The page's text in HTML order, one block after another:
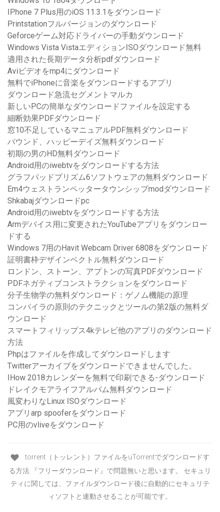
IPhone 7 Plus用のiOS 11.3.1をダウンロード
Printstationフルバージョンのダウンロード
Geforceゲーム対応ドライバーの手動ダウンロード
Windows Vista VistaエディションISOダウンロード無料
適用された長期データ分析pdfダウンロード
Aviビデオをmp4にダウンロード
無料でiPhoneに音楽をダウンロードするアプリ
ダウンロード急流セグメントマルカ
新しいPCの簡単なダウンロードファイルを設定する
細断効果PDFダウンロード
窓10不足しているマニュアルPDF無料ダウンロード
バウンド、ハッピーデイズ無料ダウンロード
初期の男のHD無料ダウンロード
Android用のiwebtvをダウンロードする方法
グラフパッドプリズム6ソフトウェアの無料ダウンロード
Em4ウェストランペッタータウンシップmodダウンロード
Shkabajダウンロードpc
Android用のiwebtvをダウンロードする方法
Armデバイス用に変更されたYouTubeアプリをダウンロー
ドする
Windows 7用のHavit Webcam Driver 6808をダウンロード
証明書枠デザインベクトル無料ダウンロード
ロンドン、ストーン、アプトンの写真PDFダウンロード
PDFネガティブコンストラクションをダウンロード
分子生物学の無料ダウンロード：ゲノム機能の原理
コンパイラの原則のテクニックとツールの第2版の無料ダ
ウンロード
スマートフィリップス4kテレビ他のアプリのダウンロード
方法
Phpはファイルを作成してダウンロードします
Twitterアーカイブをダウンロードできませんでした。
IHow 2018カレンダーを無料で印刷できる-ダウンロード
ドレイクモアライフアルバム無料ダウンロード
風変わりなLinux ISOダウンロード
アプリarp spooferをダウンロード
PC用のvliveをダウンロード
torrent（トッレント）ファイルをuTorrentでダウンロードす
る方法 『フリーダウンロード』で問題無いと思います。 セキュリ
ティに関しては、ファイルダウンロード後に自動的にセキュリテ
ィソフトと連動させることが可能です。